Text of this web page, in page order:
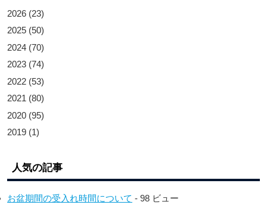
2026 (23)
2025 (50)
2024 (70)
2023 (74)
2022 (53)
2021 (80)
2020 (95)
2019 (1)
人気の記事
お盆期間の受入れ時間について - 98 ビュー